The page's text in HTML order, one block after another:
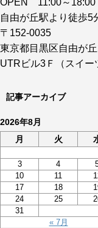
OPEN 11:00～
自由が丘駅より徒歩5
〒152-0035
東京都目黒区自由が
UTRビル3Ｆ（スイー
記事アーカイブ
2026年8月
月
火
« 7月
3
4
10
11
17
18
24
25
31